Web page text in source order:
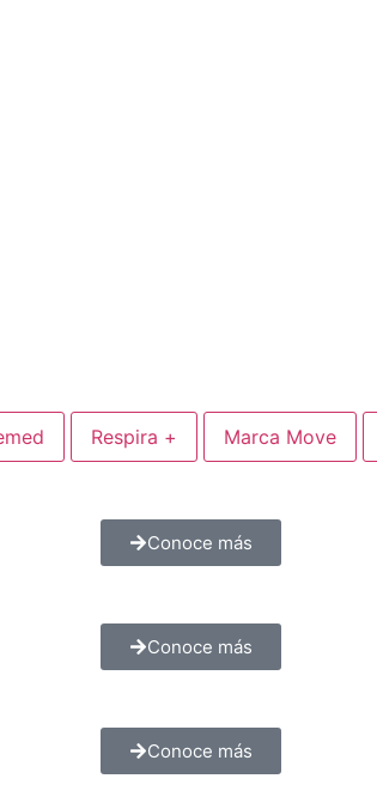
Respira + Marca Move
Conoce más
Conoce más
Conoce más